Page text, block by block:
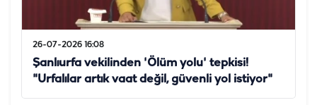
26-07-2026 16:08
Şanlıurfa vekilinden 'Ölüm yolu' tepkisi!
"Urfalılar artık vaat değil, güvenli yol istiyor"